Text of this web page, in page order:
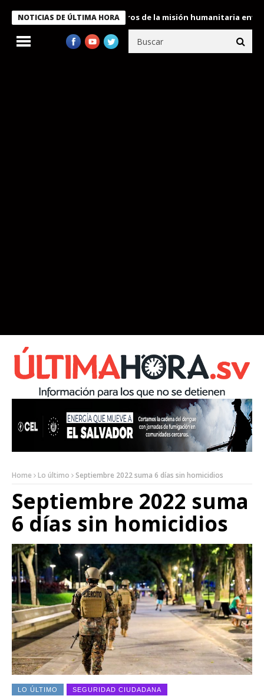
NOTICIAS DE ÚLTIMA HORA
condecora a miembros de la misión humanitaria enviada a
Home Lo último Septiembre 2022 suma 6 días sin homicidios
Septiembre 2022 suma
6 días sin homicidios
LO ÚLTIMO SEGURIDAD CIUDADANA